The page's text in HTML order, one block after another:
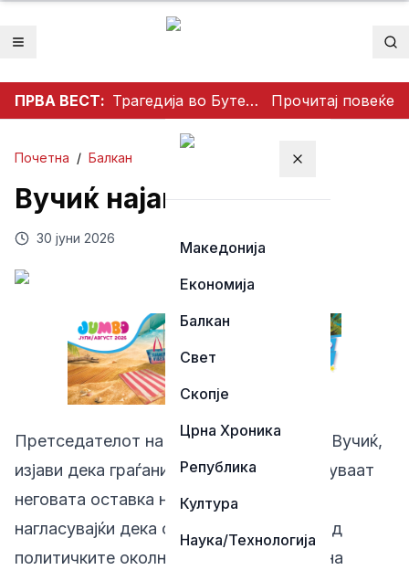
Отвори мени
ПРВА ВЕСТ: Трагедија во Бутел: 19-годишен мотоциклист загина во сообраќајна несреќа Прочитај повеќе
Затвори мени
Македонија
Економија
Балкан
Свет
Скопје
Црна Хроника
Република
Култура
Наука/Технологија
Почетна / Балкан
Вучиќ најави оставка
30 јуни 2026
Претседателот на Србија, Александар Вучиќ,
изјави дека граѓаните можат да ја очекуваат
неговата оставка на крајот на јули,
нагласувајќи дека одлуката ќе зависи од
политичките околности и неговата лична